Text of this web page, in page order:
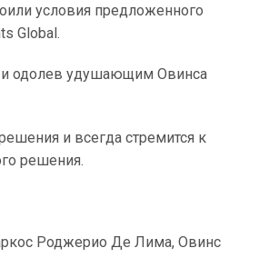
условия предложенного
Global.
и одолев удушающим Овинса
и всегда стремится к
решения.
Роджерио Де Лима, Овинс